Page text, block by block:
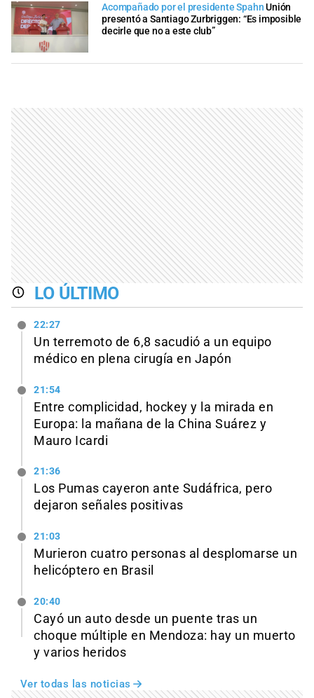
Acompañado por el presidente SpahnUnión
presentó a Santiago Zurbriggen: “Es imposible
decirle que no a este club”
LO ÚLTIMO
22:27
Un terremoto de 6,8 sacudió a un equipo
médico en plena cirugía en Japón
21:54
Entre complicidad, hockey y la mirada en
Europa: la mañana de la China Suárez y
Mauro Icardi
21:36
Los Pumas cayeron ante Sudáfrica, pero
dejaron señales positivas
21:03
Murieron cuatro personas al desplomarse un
helicóptero en Brasil
20:40
Cayó un auto desde un puente tras un
choque múltiple en Mendoza: hay un muerto
y varios heridos
Ver todas las noticias